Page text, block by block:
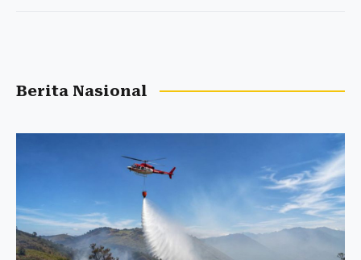
Berita Nasional